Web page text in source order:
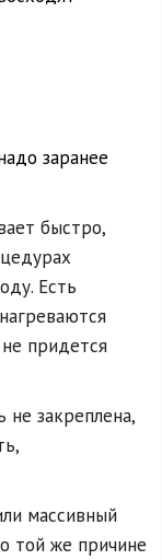
заранее
быстро,
Есть
придется
не закреплена,
массивный
той же причине